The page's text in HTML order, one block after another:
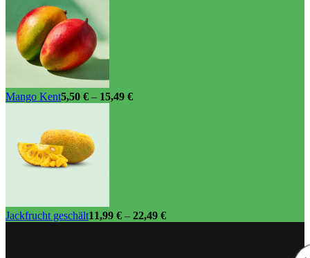
Mango Kent5,50 € – 15,49 €
Jackfrucht geschält11,99 € – 22,49 €